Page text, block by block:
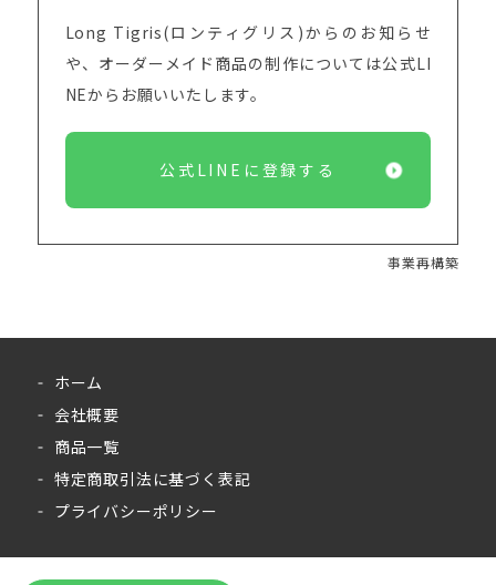
Long Tigris(ロンティグリス)からのお知らせ
や、オーダーメイド商品の制作については公式LI
NEからお願いいたします。
公式LINEに登録する
事業再構築
ホーム
会社概要
商品一覧
特定商取引法に基づく表記
プライバシーポリシー